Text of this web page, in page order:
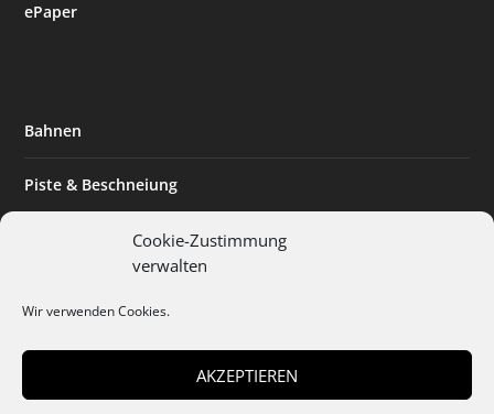
Cookie-Zustimmung
verwalten
Wir verwenden Cookies.
AKZEPTIEREN
ePaper
Bahnen
Piste & Beschneiung
Expertise & Technik